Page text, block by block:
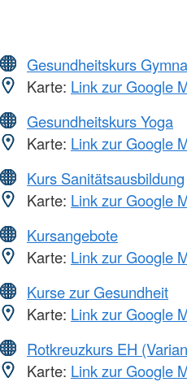
Gesundheitskurs
Karte: Link zur Google
Gesundheitskurs Yoga
Karte: Link zur Google
Kurs Sanitätsausbildung
Karte: Link zur Google
Kursangebote
Karte: Link zur Google
Kurse zur Gesundheit
Karte: Link zur Google
Rotkreuzkurs EH
Karte: Link zur Google